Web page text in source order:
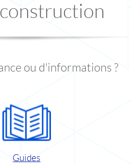
ou d'informations ?
Guides